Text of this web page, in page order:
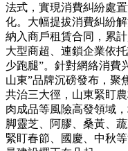
法式，實現消費糾紛處
化。大幅提拔消費糾紛
納入商戶租賃合同，累
大型商超、連鎖企業依
少跑腿”。針對網絡消費
山東”品牌沉磅發布，聚
共治三大徑，山東緊盯
肉成品等風險高發領域
脚靈芝、阿膠、桑黃、
緊盯春節、國慶、中秋